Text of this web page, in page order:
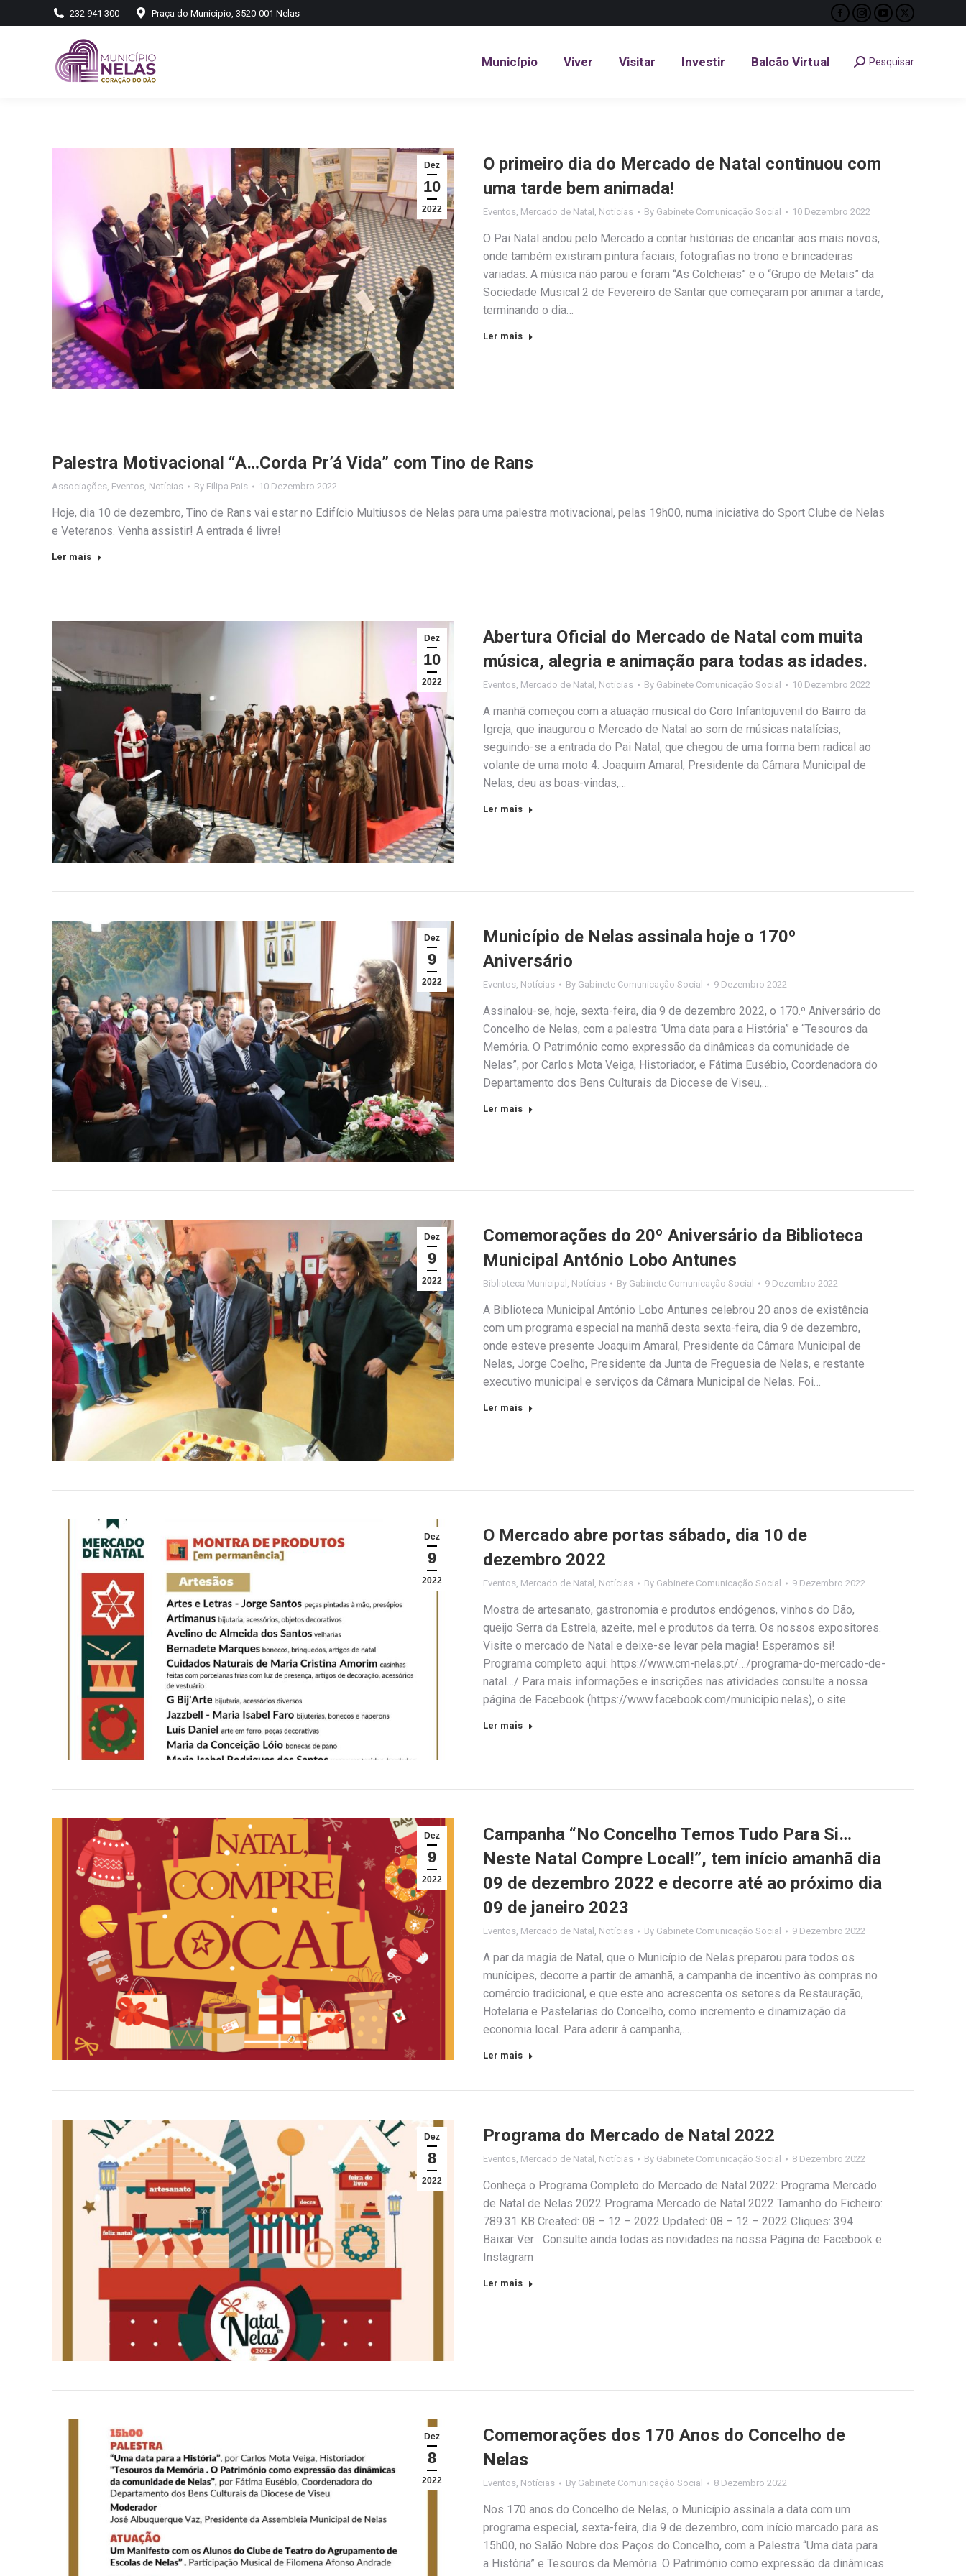
232 941 300 Praça do Municipio, 3520-001 Nelas
Facebook
opens
Instagram
opens
YouTube
opens
X
opens
Município Viver Visitar Investir Balcão Virtual Search:Pesquisar
Dez
10
2022
O primeiro dia do Mercado de Natal continuou com
uma tarde bem animada!
Eventos, Mercado de Natal , Notícias By Gabinete Comunicação Social 10 Dezembro 2022
O Pai Natal andou pelo Mercado a contar histórias de encantar aos mais novos,
onde também existiram pintura faciais, fotografias no trono e brincadeiras
variadas. A música não parou e foram “As Colcheias” e o “Grupo de Metais” da
Sociedade Musical 2 de Fevereiro de Santar que começaram por animar a tarde,
terminando o dia…
Ler mais
Palestra Motivacional “A…Corda Pr’á Vida” com Tino de Rans
Associações, Eventos, Notícias By Filipa Pais 10 Dezembro 2022
Hoje, dia 10 de dezembro, Tino de Rans vai estar no Edifício Multiusos de Nelas para uma palestra motivacional, pelas 19h00, numa iniciativa do Sport Clube de Nelas
e Veteranos. Venha assistir! A entrada é livre!
Ler mais
Dez
10
2022
Abertura Oficial do Mercado de Natal com muita
música, alegria e animação para todas as idades.
Eventos, Mercado de Natal , Notícias By Gabinete Comunicação Social 10 Dezembro 2022
A manhã começou com a atuação musical do Coro Infantojuvenil do Bairro da
Igreja, que inaugurou o Mercado de Natal ao som de músicas natalícias,
seguindo-se a entrada do Pai Natal, que chegou de uma forma bem radical ao
volante de uma moto 4. Joaquim Amaral, Presidente da Câmara Municipal de
Nelas, deu as boas-vindas,…
Ler mais
Dez
9
2022
Município de Nelas assinala hoje o 170º
Aniversário
Eventos Notícias By Gabinete Comunicação Social 9 Dezembro 2022
Assinalou-se, hoje, sexta-feira, dia 9 de dezembro 2022, o 170.º Aniversário do
Concelho de Nelas, com a palestra “Uma data para a História” e “Tesouros da
Memória. O Património como expressão da dinâmicas da comunidade de
Nelas”, por Carlos Mota Veiga, Historiador, e Fátima Eusébio, Coordenadora do
Departamento dos Bens Culturais da Diocese de Viseu,…
Ler mais
Dez
9
2022
Comemorações do 20º Aniversário da Biblioteca
Municipal António Lobo Antunes
Biblioteca Municipal , Notícias By Gabinete Comunicação Social 9 Dezembro 2022
A Biblioteca Municipal António Lobo Antunes celebrou 20 anos de existência
com um programa especial na manhã desta sexta-feira, dia 9 de dezembro,
onde esteve presente Joaquim Amaral, Presidente da Câmara Municipal de
Nelas, Jorge Coelho, Presidente da Junta de Freguesia de Nelas, e restante
executivo municipal e serviços da Câmara Municipal de Nelas. Foi…
Ler mais
Dez
9
2022
O Mercado abre portas sábado, dia 10 de
dezembro 2022
Eventos Mercado de Natal Notícias By Gabinete Comunicação Social 9 Dezembro 2022
Mostra de artesanato, gastronomia e produtos endógenos, vinhos do Dão,
queijo Serra da Estrela, azeite, mel e produtos da terra. Os nossos expositores.
Visite o mercado de Natal e deixe-se levar pela magia! Esperamos si!
Programa completo aqui: https://www.cm-nelas.pt/…/programa-do-mercado-de-
natal…/ Para mais informações e inscrições nas atividades consulte a nossa
página de Facebook (https://www.facebook.com/municipio.nelas), o site…
Ler mais
Dez
9
2022
Campanha “No Concelho Temos Tudo Para Si…
Neste Natal Compre Local!”, tem início amanhã dia
09 de dezembro 2022 e decorre até ao próximo dia
09 de janeiro 2023
Eventos, Mercado de Natal , Notícias By Gabinete Comunicação Social 9 Dezembro 2022
A par da magia de Natal, que o Município de Nelas preparou para todos os
munícipes, decorre a partir de amanhã, a campanha de incentivo às compras no
comércio tradicional, e que este ano acrescenta os setores da Restauração,
Hotelaria e Pastelarias do Concelho, como incremento e dinamização da
economia local. Para aderir à campanha,…
Ler mais
Dez
8
2022
Programa do Mercado de Natal 2022
Eventos, Mercado de Natal , Notícias By Gabinete Comunicação Social 8 Dezembro 2022
Conheça o Programa Completo do Mercado de Natal 2022: Programa Mercado
de Natal de Nelas 2022 Programa Mercado de Natal 2022 Tamanho do Ficheiro:
789.31 KB Created: 08 – 12 – 2022 Updated: 08 – 12 – 2022 Cliques: 394
Baixar Ver Consulte ainda todas as novidades na nossa Página de Facebook e
Instagram
Ler mais
Dez
8
2022
Comemorações dos 170 Anos do Concelho de
Nelas
Eventos, Notícias By Gabinete Comunicação Social 8 Dezembro 2022
Nos 170 anos do Concelho de Nelas, o Município assinala a data com um
programa especial, sexta-feira, dia 9 de dezembro, com início marcado para as
15h00, no Salão Nobre dos Paços do Concelho, com a Palestra “Uma data para
a História” e Tesouros da Memória. O Património como expressão da dinâmicas
Município Viver Visitar Investir Balcão Virtual Search:
Pesquisar